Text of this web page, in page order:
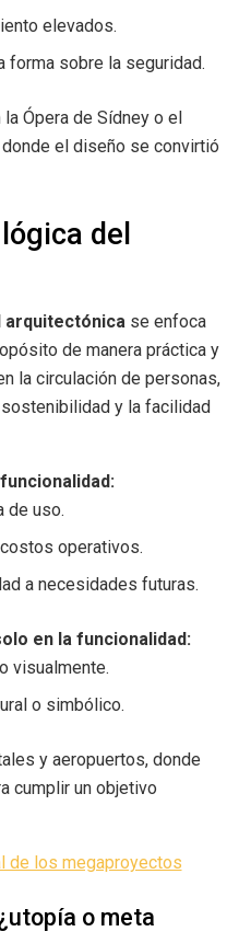
elevados.
forma sobre la seguridad.
Ópera de Sídney o el
el diseño se convirtió
del
arquitectónica se enfoca
de manera práctica y
la circulación de personas,
y la facilidad
de uso.
operativos.
a necesidades futuras.
en la funcionalidad:
visualmente.
o simbólico.
y aeropuertos, donde
cumplir un objetivo
de los megaproyectos
o meta